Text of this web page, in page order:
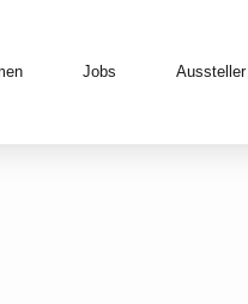
Jobs Aussteller